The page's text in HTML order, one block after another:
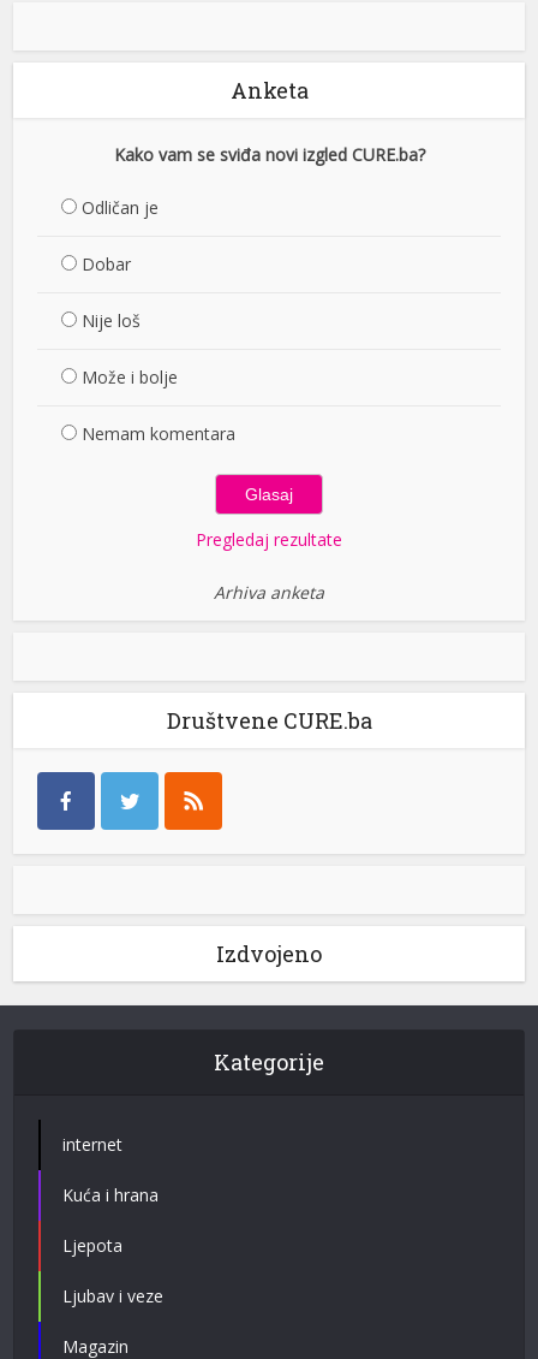
Anketa
Kako vam se sviđa novi izgled CURE.ba?
Odličan je
Dobar
Nije loš
Može i bolje
Nemam komentara
Pregledaj rezultate
Arhiva anketa
Društvene CURE.ba
Izdvojeno
Kategorije
internet
Kuća i hrana
Ljepota
Ljubav i veze
Magazin